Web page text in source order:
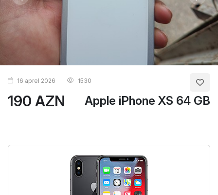
190 AZN Apple iPhone XS 64 GB
16 aprel 2026 1530